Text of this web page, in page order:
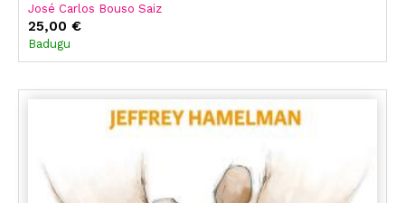
José Carlos Bouso Saiz
25,00 €
Badugu